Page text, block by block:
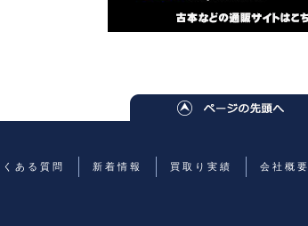
くある質問 新着情報 買取り実績 会社概要